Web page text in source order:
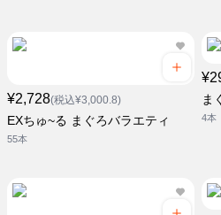
¥2,728(税込¥3,000.8)
EXちゅ~る まぐろバラエティ
55本
ま
4本